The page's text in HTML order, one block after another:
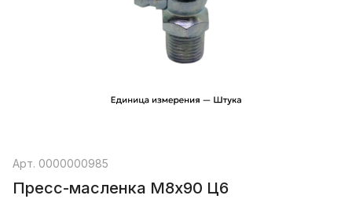
Арт. 0000000985
Пресс-масленка М8х90 Ц6